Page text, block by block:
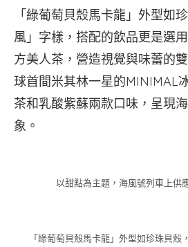
「綠葡萄貝殼馬卡龍」外型如
風」字樣，搭配的飲品更是選
方美人茶，營造視覺與味蕾的
球首間米其林一星的MINIMAL
茶和乳酸紫蘇兩款口味，呈現
象。
以甜點為主題，海風號列車上供
「綠葡萄貝殼馬卡龍」外型如珍珠貝殼